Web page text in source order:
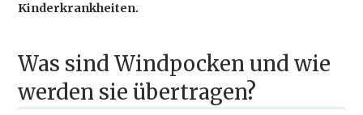
Kinderkrankheiten.
Was sind Windpocken und wie
werden sie übertragen?